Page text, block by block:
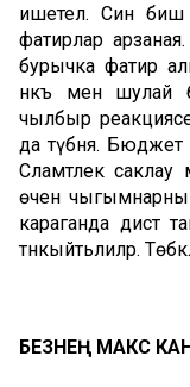
ишетелә. Син биш
фатирлар
бурычка фатир
нәкъ менә
чылбыр
да түбәнәя.
Сәламәтлек саклау
өчен чыгымнарны
караганда дистә
тәнкыйтьлиләр.
БЕЗНЕҢ МАКС